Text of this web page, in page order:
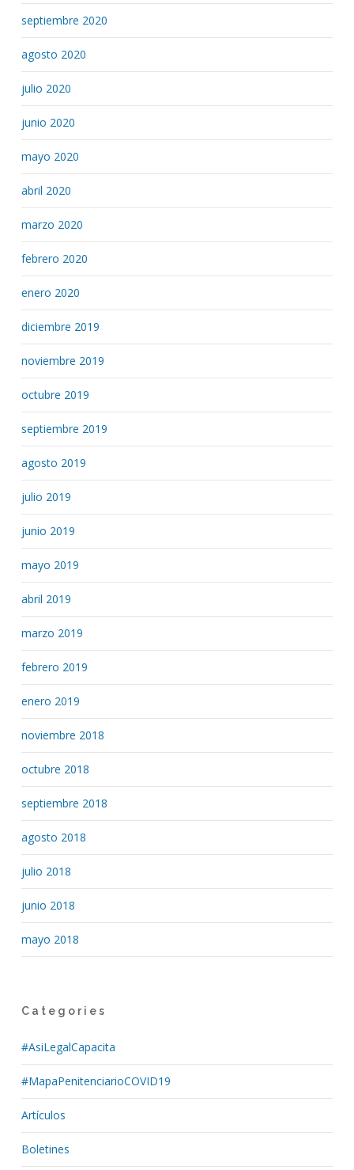
septiembre 2020
agosto 2020
julio 2020
junio 2020
mayo 2020
abril 2020
marzo 2020
febrero 2020
enero 2020
diciembre 2019
noviembre 2019
octubre 2019
septiembre 2019
agosto 2019
julio 2019
junio 2019
mayo 2019
abril 2019
marzo 2019
febrero 2019
enero 2019
noviembre 2018
octubre 2018
septiembre 2018
agosto 2018
julio 2018
junio 2018
mayo 2018
Categories
#AsiLegalCapacita
#MapaPenitenciarioCOVID19
Artículos
Boletines